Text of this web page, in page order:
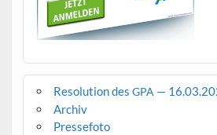
Resolution des GPA —
Archiv
Pressefoto